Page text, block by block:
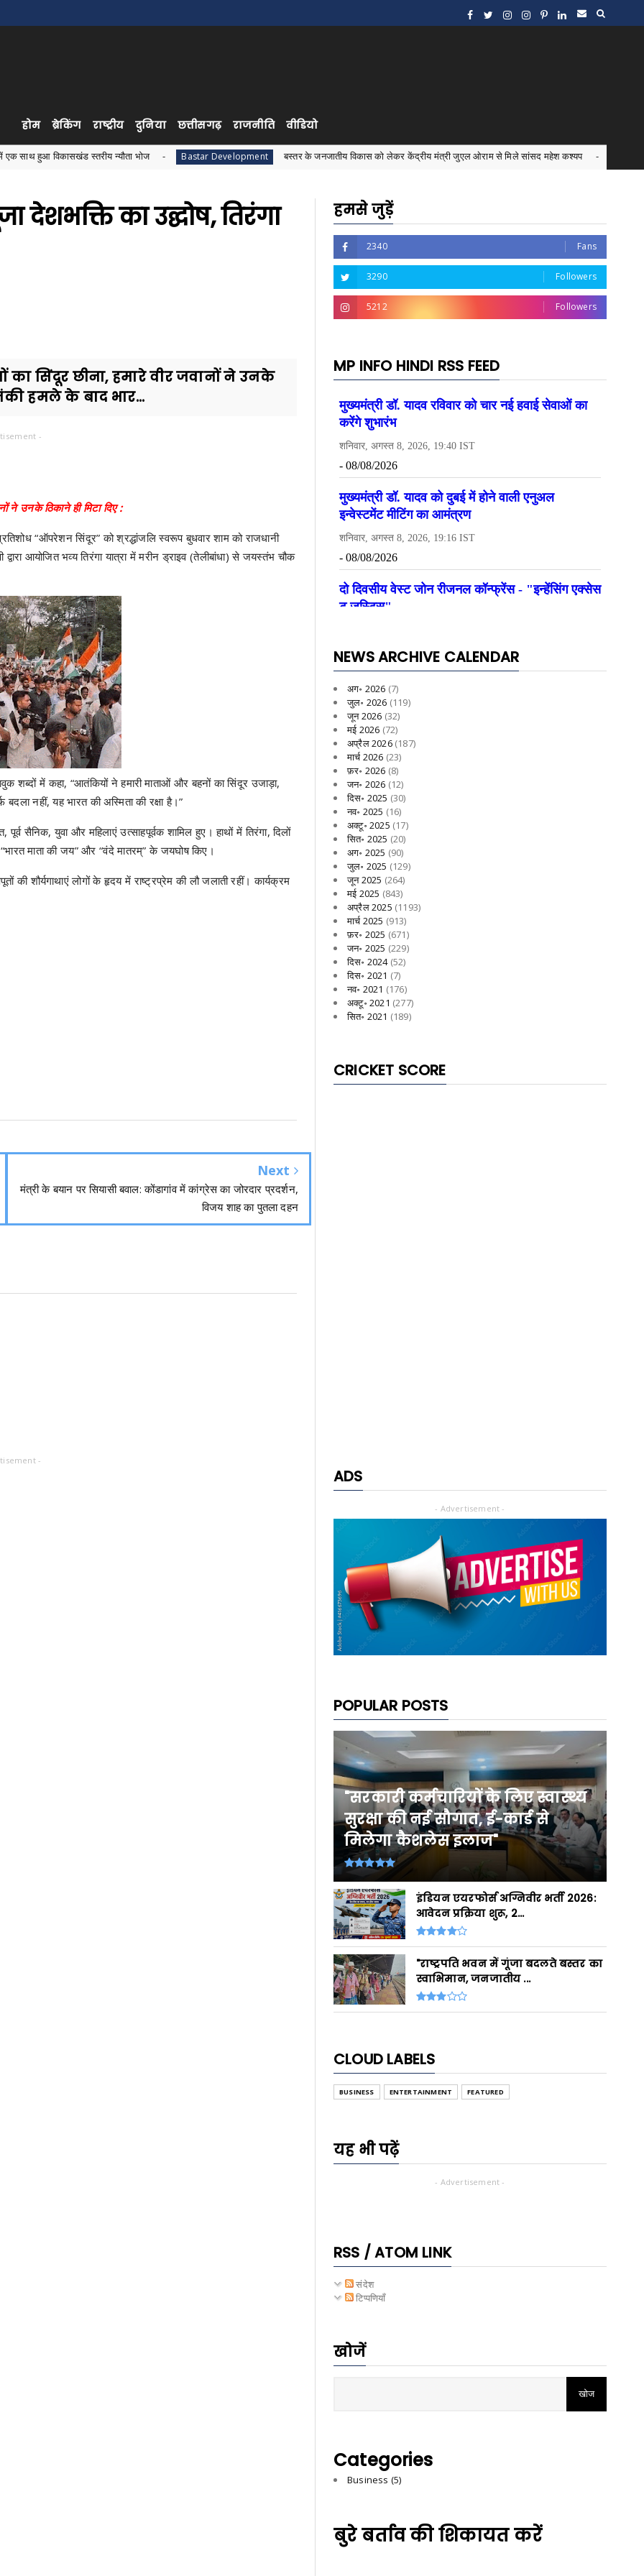
होम ब्रेकिंग राष्ट्रीय दुनिया छत्तीसगढ़ राजनीति वीडियो
स्तरीय न्यौता भोज Bastar Development बस्तर के जनजातीय विकास को लेकर केंद्रीय मंत्री जुएल ओराम से मिले सांसद महेश कश्यप Bastar News
का उद्घोष, तिरंगा
सिंदूर छीना, हमारे वीर जवानों ने उनके
हमले के बाद भार...
-
ने उनके ठिकाने ही मिटा दिए :
“ऑपरेशन सिंदूर” को श्रद्धांजलि स्वरूप बुधवार शाम को राजधानी
आयोजित भव्य तिरंगा यात्रा में मरीन ड्राइव (तेलीबांधा) से जयस्तंभ चौक
में कहा, “आतंकियों ने हमारी माताओं और बहनों का सिंदूर उजाड़ा,
नहीं, यह भारत की अस्मिता की रक्षा है।”
सैनिक, युवा और महिलाएं उत्साहपूर्वक शामिल हुए। हाथों में तिरंगा, दिलों
माता की जय” और “वंदे मातरम्” के जयघोष किए।
की शौर्यगाथाएं लोगों के हृदय में राष्ट्रप्रेम की लौ जलाती रहीं। कार्यक्रम
Next
मंत्री के बयान पर सियासी बवाल: कोंडागांव में कांग्रेस का जोरदार प्रदर्शन,
विजय शाह का पुतला दहन
-
हमसे जुड़ें
2340 Fans
3290 Followers
5212 Followers
MP INFO HINDI RSS FEED
NEWS ARCHIVE CALENDAR
अग॰ 2026 (7)
जुल॰ 2026 (119)
जून 2026 (32)
मई 2026 (72)
अप्रैल 2026(187)
मार्च 2026 (23)
फ़र॰ 2026 (8)
जन॰ 2026 (12)
दिस॰ 2025 (30)
नव॰ 2025 (16)
अक्टू॰ 2025 (17)
सित॰ 2025 (20)
अग॰ 2025 (90)
जुल॰ 2025 (129)
जून 2025 (264)
मई 2025 (843)
अप्रैल 2025 (1193)
मार्च 2025 (913)
फ़र॰ 2025 (671)
जन॰ 2025 (229)
दिस॰ 2024(52)
दिस॰ 2021 (7)
नव॰ 2021 (176)
अक्टू॰ 2021 (277)
सित॰ 2021 (189)
CRICKET SCORE
ADS
- Advertisement -
POPULAR POSTS
"सरकारी कर्मचारियों के लिए स्वास्थ्य
सुरक्षा की नई सौगात, ई-कार्ड से
मिलेगा कैशलेस इलाज"
इंडियन एयरफोर्स अग्निवीर भर्ती 2026:
आवेदन प्रक्रिया शुरू, 2...
"राष्ट्रपति भवन में गूंजा बदलते बस्तर का
स्वाभिमान, जनजातीय ...
CLOUD LABELS
BUSINESS ENTERTAINMENT FEATURED
यह भी पढ़ें
- Advertisement -
RSS / ATOM LINK
संदेश
टिप्पणियाँ
खोजें
Categories
Business (5)
बुरे बर्ताव की शिकायत करें